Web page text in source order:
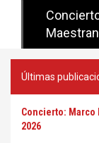
Sevilla
Últimas
Concierto: Marco
2026